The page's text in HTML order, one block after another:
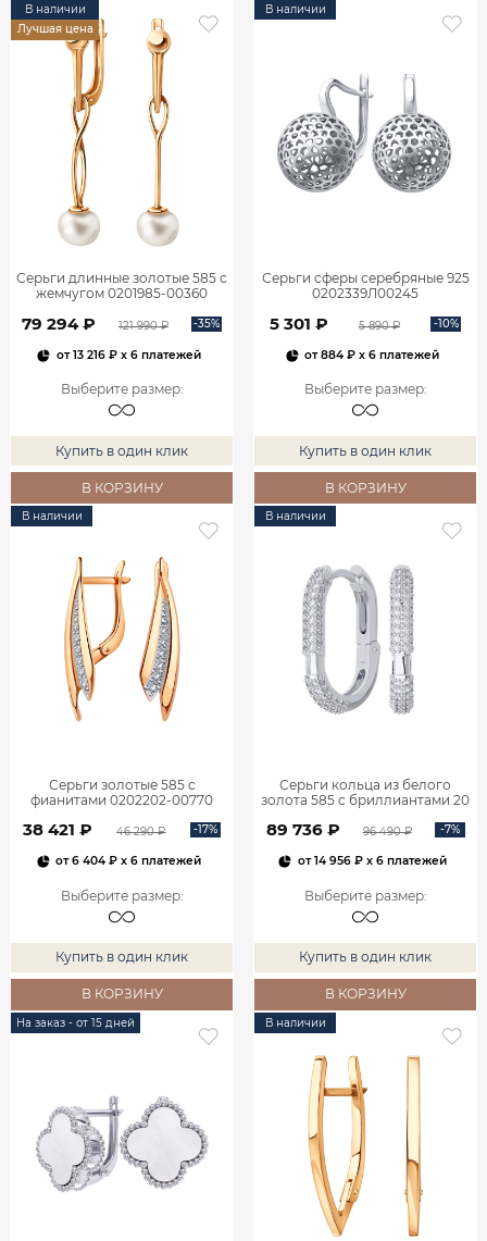
В наличии
Лучшая цена
Серьги длинные золотые 585 с
жемчугом 0201985-00360
79 294 ₽ 121 990 ₽ -35%
от13 216 ₽x 6 платежей
Выберите размер:
Купить в один клик
В КОРЗИНУ
В наличии
Серьги сферы серебряные 925
0202339Л00245
5 301 ₽ 5 890 ₽ -10%
от884 ₽ x 6 платежей
Выберите размер:
Купить в один клик
В КОРЗИНУ
В наличии
Серьги золотые 585 с
фианитами 0202202-00770
38 421 ₽ 46 290 ₽ -17%
от6 404 ₽ x 6 платежей
Выберите размер:
Купить в один клик
В КОРЗИНУ
В наличии
Серьги кольца из белого
золота 585 с бриллиантами 20
89 736 ₽ 96 490 ₽ -7%
от14 956 ₽x 6 платежей
Выберите размер:
Купить в один клик
В КОРЗИНУ
На заказ - от 15 дней В наличии